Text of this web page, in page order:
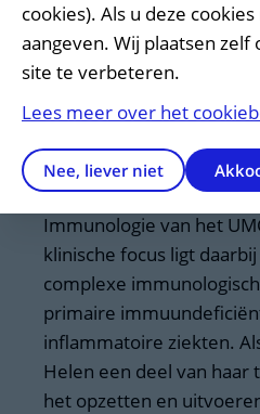
Korte biografie
Helen L. Leavis is per 1
sinds 2013 als internist-
de afdeling Reumatologie
Immunologie van het
klinische focus ligt
complexe
primaire
inflammatoire ziekten.
Helen een deel van
het opzetten en
cookies). Als u deze
aangeven. Wij plaatsen zelf
site te verbeteren.
Lees meer over het
Nee, liever niet